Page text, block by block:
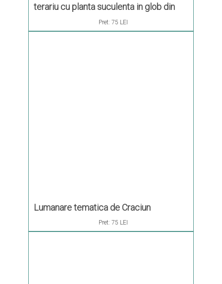
terariu cu planta suculenta in glob din
Pret: 75 LEI
Lumanare tematica de Craciun
Pret: 75 LEI